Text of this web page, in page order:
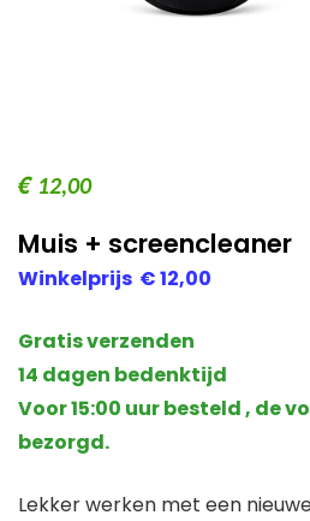
€12,00
Muis + screencleaner
Winkelprijs € 12,00
Gratis verzenden
14 dagen bedenktijd
Voor 15:00 uur besteld , de
bezorgd.
Lekker werken met een